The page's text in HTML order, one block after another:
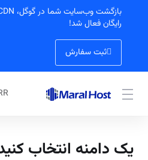
رایگان فعال شد!
ثبت سفارش
یک دامنه انتخاب